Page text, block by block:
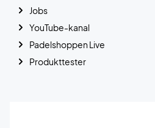
Jobs
YouTube-kanal
Padelshoppen Live
Produkttester